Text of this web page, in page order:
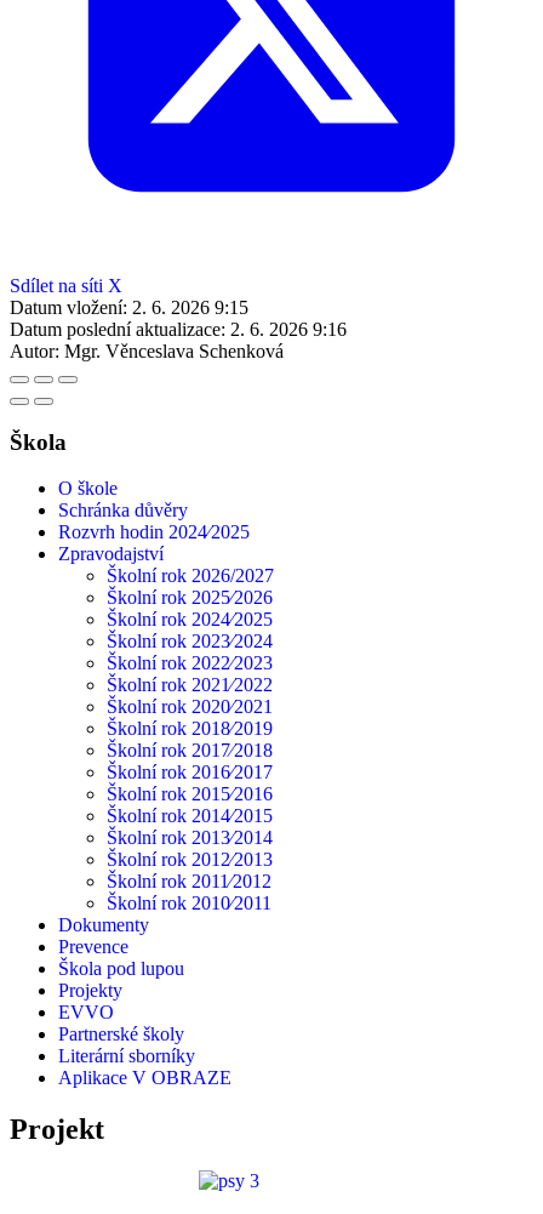
Sdílet na síti X
Datum vložení: 2. 6. 2026 9:15
Datum poslední aktualizace: 2. 6. 2026 9:16
Autor: Mgr. Věnceslava Schenková
Škola
O škole
Schránka důvěry
Rozvrh hodin 2024⁄2025
Zpravodajství
Školní rok 2026/2027
Školní rok 2025⁄2026
Školní rok 2024⁄2025
Školní rok 2023⁄2024
Školní rok 2022⁄2023
Školní rok 2021⁄2022
Školní rok 2020⁄2021
Školní rok 2018⁄2019
Školní rok 2017⁄2018
Školní rok 2016⁄2017
Školní rok 2015⁄2016
Školní rok 2014⁄2015
Školní rok 2013⁄2014
Školní rok 2012⁄2013
Školní rok 2011⁄2012
Školní rok 2010⁄2011
Dokumenty
Prevence
Škola pod lupou
Projekty
EVVO
Partnerské školy
Literární sborníky
Aplikace V OBRAZE
Projekt